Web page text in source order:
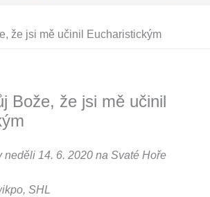
že jsi mě učinil Eucharistickým
Bože, že jsi mě učinil
14. 6. 2020 na Svaté Hoře
SHL